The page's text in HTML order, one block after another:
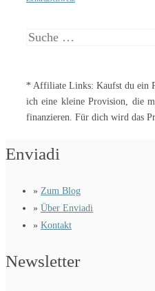
Suche
* Affiliate Links: Kaufst du ein
ich eine kleine Provision, die
finanzieren. Für dich wird das
Enviadi
» Zum Blog
» Über Enviadi
» Kontakt
Newsletter